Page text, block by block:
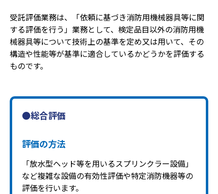
受託評価業務は、「依頼に基づき消防用機械器具等に関
する評価を行う」業務として、検定品目以外の消防用機
械器具等について技術上の基準を定め又は用いて、その
構造や性能等が基準に適合しているかどうかを評価する
ものです。
●総合評価
評価の方法
「放水型ヘッド等を用いるスプリンクラー設備」
など複雑な設備の有効性評価や特定消防機器等の
評価を行います。